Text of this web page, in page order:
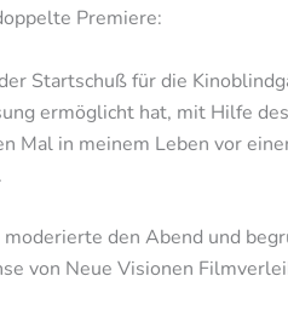
Premiere:
Startschuß für die
ermöglicht hat, mit Hilfe
Mal in meinem Leben vor
den Abend und
von Neue Visionen